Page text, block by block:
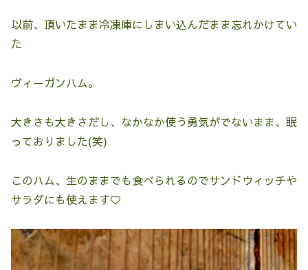
以前、頂いたまま冷凍庫にしまい込んだまま忘れかけてい
た
ヴィーガンハム。
大きさも大きさだし、なかなか使う勇気がでないまま、眠
っておりました(笑)
このハム、生のままでも食べられるのでサンドウィッチや
サラダにも使えます♡